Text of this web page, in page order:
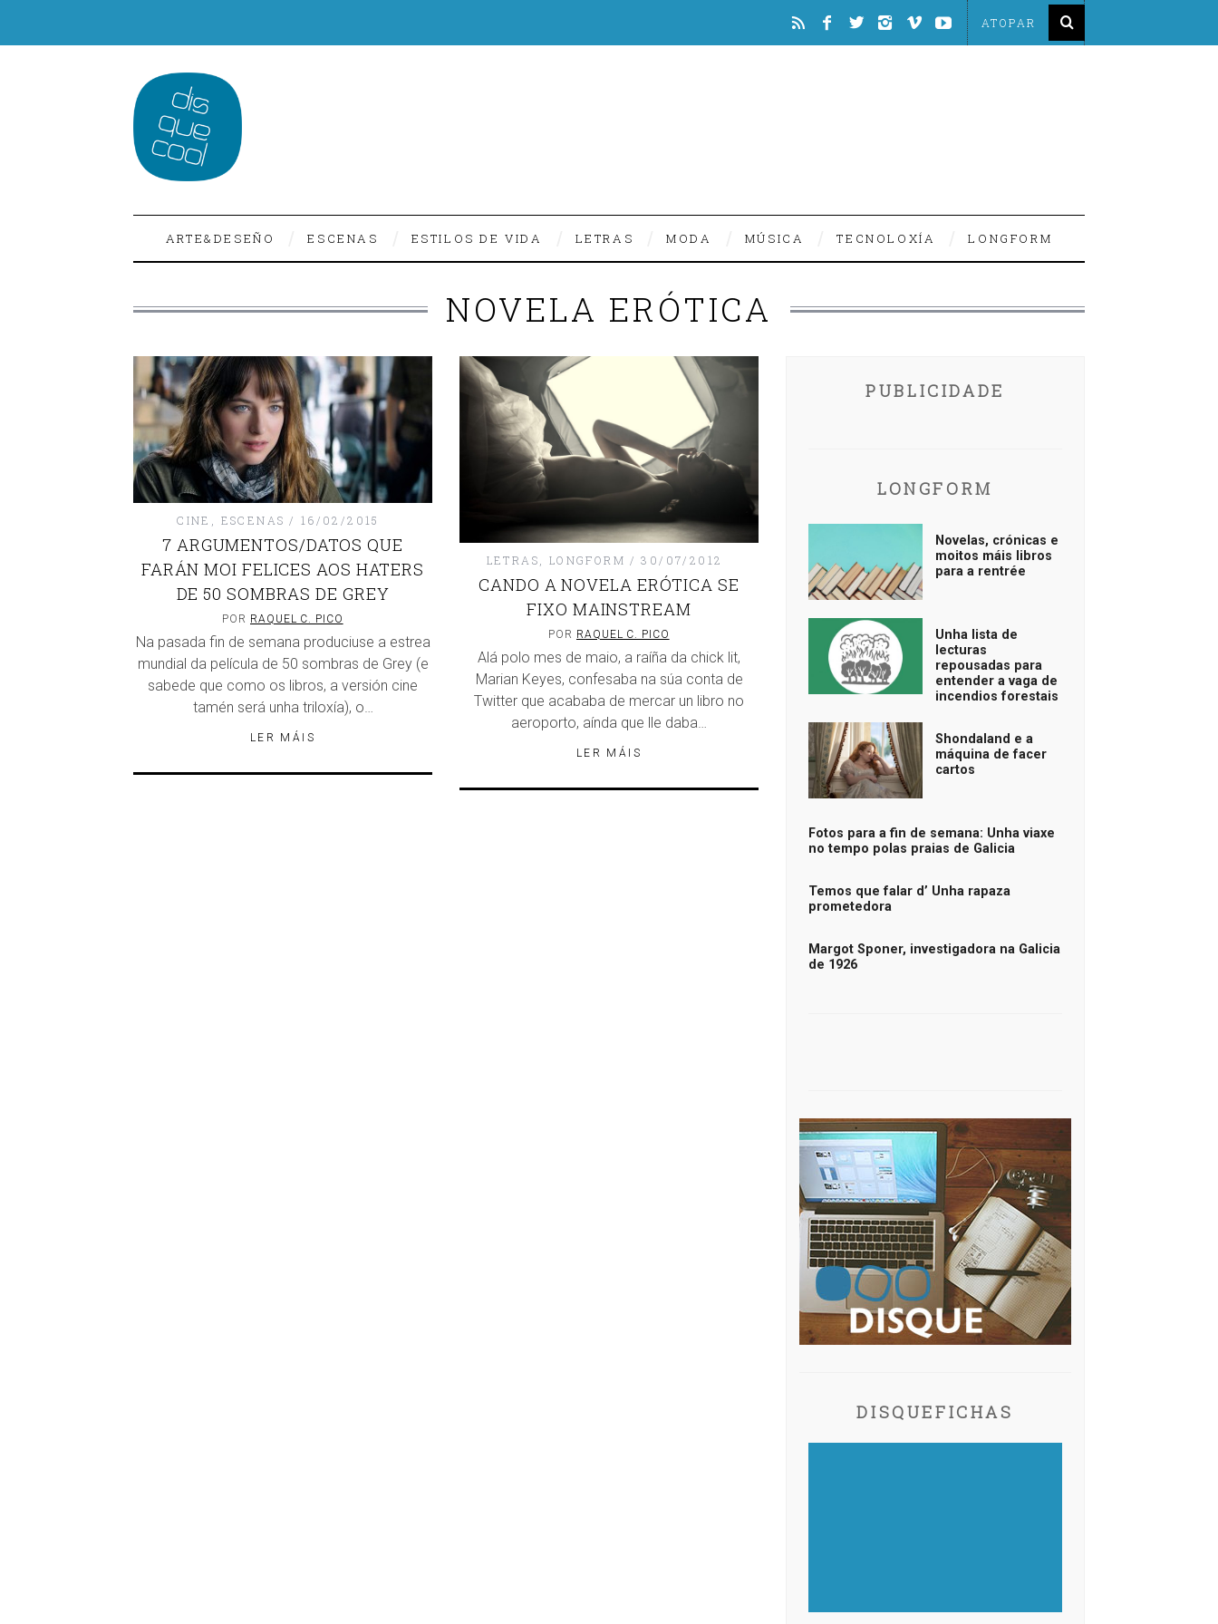
ARTE&DESEÑO ESCENAS ESTILOS DE VIDA LETRAS MODA MÚSICA TECNOLOXÍA LONGFORM
NOVELA ERÓTICA
CINE ESCENAS 16/02/2015
7 ARGUMENTOS/DATOS QUE
FARÁN MOI FELICES AOS HATERS
DE 50 SOMBRAS DE GREY
POR RAQUEL C. PICO
Na pasada fin de semana produciuse a estrea
mundial da película de 50 sombras de Grey (e
sabede que como os libros, a versión cine
tamén será unha triloxía), o…
LER MÁIS
LETRAS, LONGFORM 30/07/2012
CANDO A NOVELA ERÓTICA SE
FIXO MAINSTREAM
POR RAQUEL C. PICO
Alá polo mes de maio, a raíña da chick lit,
Marian Keyes, confesaba na súa conta de
Twitter que acababa de mercar un libro no
aeroporto, aínda que lle daba…
LER MÁIS
PUBLICIDADE
LONGFORM
Novelas, crónicas e
moitos máis libros
para a rentrée
Unha lista de
lecturas
repousadas para
entender a vaga de
incendios forestais
Shondaland e a
máquina de facer
cartos
Fotos para a fin de semana: Unha viaxe
no tempo polas praias de Galicia
Temos que falar d’ Unha rapaza
prometedora
Margot Sponer, investigadora na Galicia
de 1926
DISQUEFICHAS